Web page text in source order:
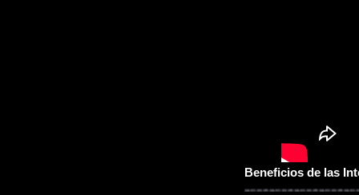
Beneficios de las